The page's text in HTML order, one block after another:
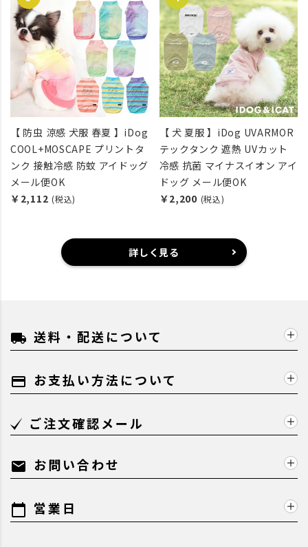
【 防虫 涼感 犬服 春夏 】iDog
COOL+MOSCAPE プリントタ
ンク 接触冷感 防蚊 アイドッグ
メール便OK
￥2,112 (税込)
【 犬 夏服 】iDog UVARMOR
テックタンク 遮熱 UVカット
冷感 抗菌 マイナスイオン アイ
ドッグ メール便OK
￥2,200 (税込)
詳しく見る
local_shipping 送料・配送について
payment お支払い方法について
ご注文確認メール
mail お問い合わせ
calendar_today 営業日